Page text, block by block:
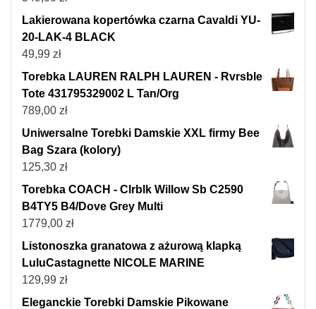
Lakierowana kopertówka czarna Cavaldi YU-
20-LAK-4 BLACK
49,99 zł
Torebka LAUREN RALPH LAUREN - Rvrsble
Tote 431795329002 L Tan/Org
789,00 zł
Uniwersalne Torebki Damskie XXL firmy Bee
Bag Szara (kolory)
125,30 zł
Torebka COACH - Clrblk Willow Sb C2590
B4TY5 B4/Dove Grey Multi
1779,00 zł
Listonoszka granatowa z ażurową klapką
LuluCastagnette NICOLE MARINE
129,99 zł
Eleganckie Torebki Damskie Pikowane